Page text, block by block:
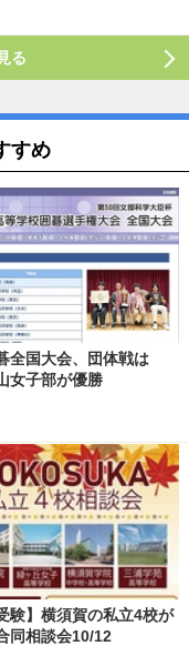
る
すめ
全国大会、団体戦は
女子部が優勝
験】横須賀の私立4校が
同相談会10/12